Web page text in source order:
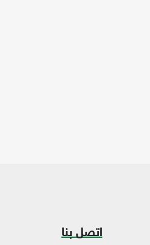
اتصل بنا